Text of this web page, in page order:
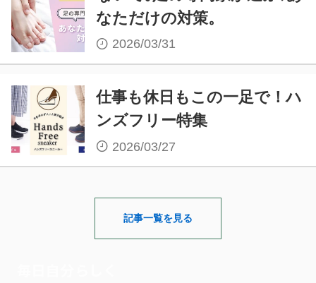
なただけの対策。
2026/03/31
仕事も休日もこの一足で！ハ
ンズフリー特集
2026/03/27
記事一覧を見る